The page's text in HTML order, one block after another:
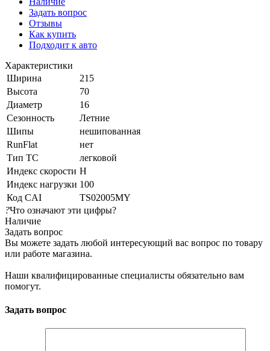
Задать вопрос
Отзывы
Как купить
Подходит к авто
Характеристики
Ширина
215
Высота
70
Диаметр
16
Сезонность
Летние
Шипы
нешипованная
RunFlat
нет
Тип ТС
легковой
Индекс скорости H
Индекс нагрузки 100
Код CAI
TS02005MY
?Что означают эти цифры?
Наличие
Задать вопрос
Вы можете задать любой интересующий вас вопрос по товару
или работе магазина.
Наши квалифицированные специалисты обязательно вам
помогут.
Задать вопрос